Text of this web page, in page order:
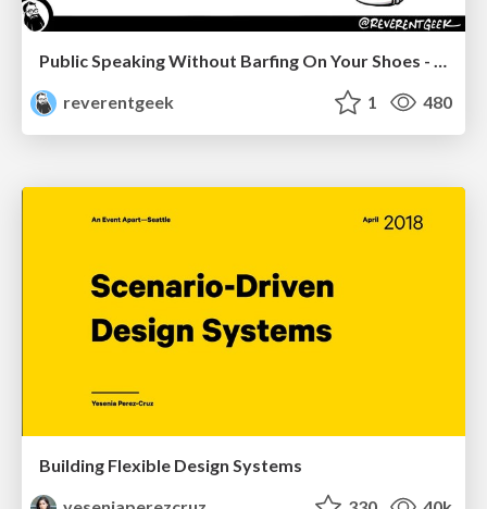
reverentgeek
1 480
Building Flexible Design Systems